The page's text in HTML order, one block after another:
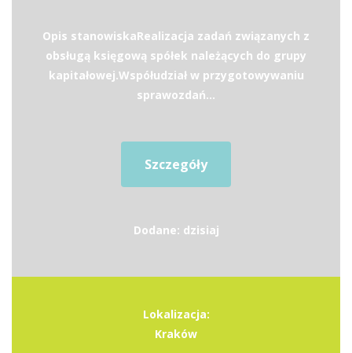
Opis stanowiskaRealizacja zadań związanych z
obsługą księgową spółek należących do grupy
kapitałowej.Współudział w przygotowywaniu
sprawozdań...
Szczegóły
Dodane: dzisiaj
Lokalizacja:
Kraków